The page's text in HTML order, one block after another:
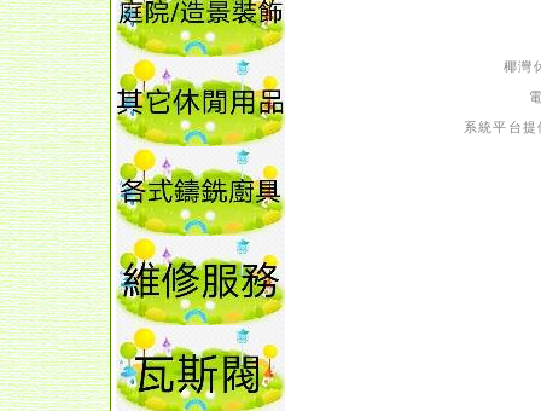
椰灣
系統平台